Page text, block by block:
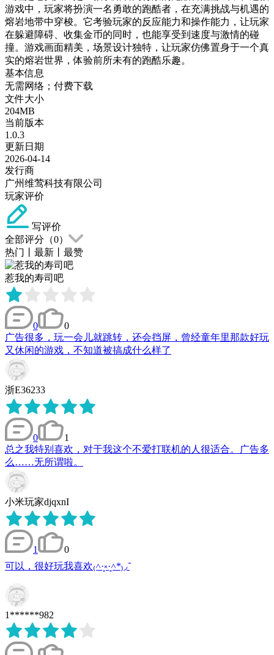
游戏中，玩家将扮演一名勇敢的跑酷者，在充满挑战与机遇的
熔岩地带中穿梭。它考验玩家的反应能力和操作能力，让玩家
在躲避障碍、收集金币的同时，也能享受到速度与激情的碰
撞。游戏画面精美，场景设计独特，让玩家仿佛置身于一个真
实的熔岩世界，体验前所未有的跑酷乐趣。
基本信息
无需网络；付费下载
文件大小
204MB
当前版本
1.0.3
更新日期
2026-04-14
发行商
广州维莺科技有限公司
玩家评价
写评价
全部评分（0）
热门
最新 最赞
惹我的寿司吧
0
0
广告很多，玩一会儿就跳转，还会挡屏，曾经童年里那款好玩
又休闲的游戏，不知道被搞成什么样了
浙E36233
0
1
总之我特别喜欢，对于我这个不爱打联机的人很适合。广告多
么……无所谓啦。
小米玩家djqxnI
1
0
可以，很好玩我喜欢₍˄·͈༝·͈˄*₎◞ ̑
1******982